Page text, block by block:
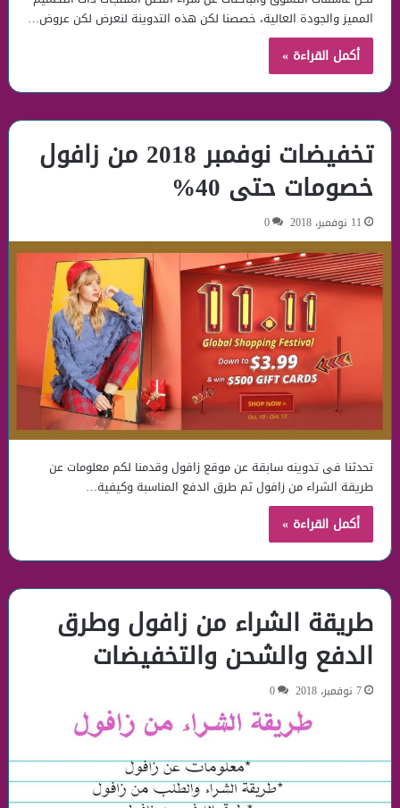
المميز والجودة العالية، خصصنا لكن هذه التدوينة لنعرض لكن عروض…
أكمل القراءة »
تخفيضات نوفمبر 2018 من زافول
خصومات حتى 40%
11 نوفمبر، 2018 0
تحدثنا فى تدوينه سابقة عن موقع زافول وقدمنا لكم معلومات عن
طريقة الشراء من زافول ثم طرق الدفع المناسبة وكيفية…
أكمل القراءة »
طريقة الشراء من زافول وطرق
الدفع والشحن والتخفيضات
7 نوفمبر، 2018 0